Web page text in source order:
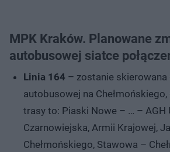
MPK Kraków. Planowane
autobusowej siatce
Linia 164 – zostanie skierowana
autobusowej na
trasy to: Piaski Nowe – … – AGH
Czarnowiejska, Armii Krajowej,
Chełmońskiego, Stawowa –